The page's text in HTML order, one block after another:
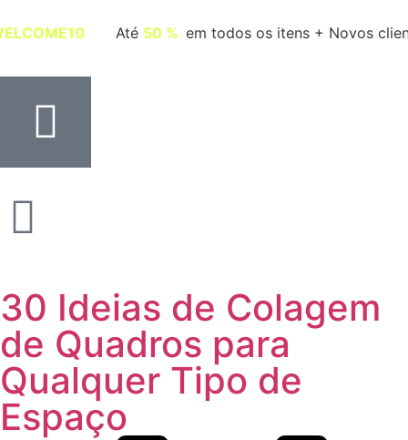
WELCOME10Até50 %em todos os itens +
30 Ideias de Colagem
de Quadros para
Qualquer Tipo de
Espaço